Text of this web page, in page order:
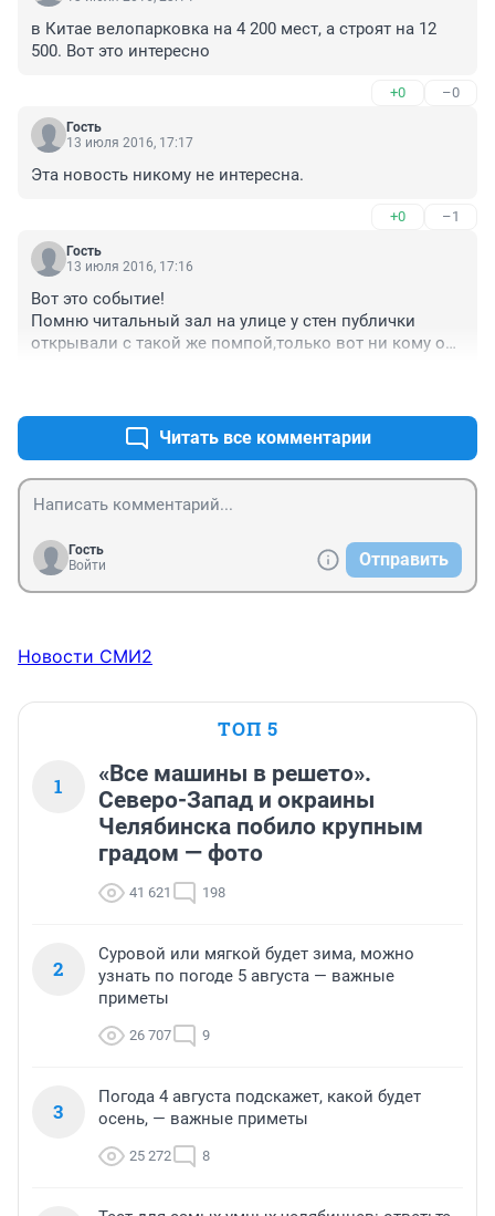
в Китае велопарковка на 4 200 мест, а строят на 12
500. Вот это интересно
+0 –0
Гость
13 июля 2016, 17:17
Эта новость никому не интересна.
+0 –1
Гость
13 июля 2016, 17:16
Вот это событие!
Помню читальный зал на улице у стен публички
открывали с такой же помпой,только вот ни кому он
Читать все комментарии
Гость
Войти
Отправить
Новости СМИ2
ТОП 5
1
«Все машины в решето».
Северо-Запад и окраины
Челябинска побило крупным
градом — фото
41 621 198
2
Суровой или мягкой будет зима, можно
узнать по погоде 5 августа — важные
приметы
26 707 9
3
Погода 4 августа подскажет, какой будет
осень, — важные приметы
25 272 8